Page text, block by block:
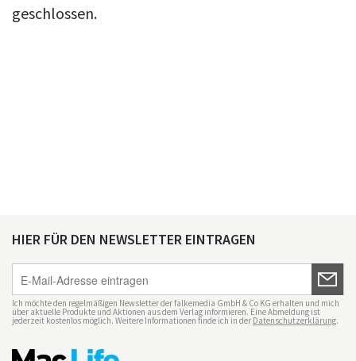
geschlossen.
HIER FÜR DEN NEWSLETTER EINTRAGEN
Ich möchte den regelmäßigen Newsletter der falkemedia GmbH & Co KG erhalten und mich
über aktuelle Produkte und Aktionen aus dem Verlag informieren. Eine Abmeldung ist
jederzeit kostenlos möglich. Weitere Informationen finde ich in der Datenschutzerklärung.